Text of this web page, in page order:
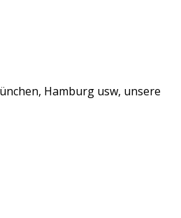
Hamburg usw, unsere